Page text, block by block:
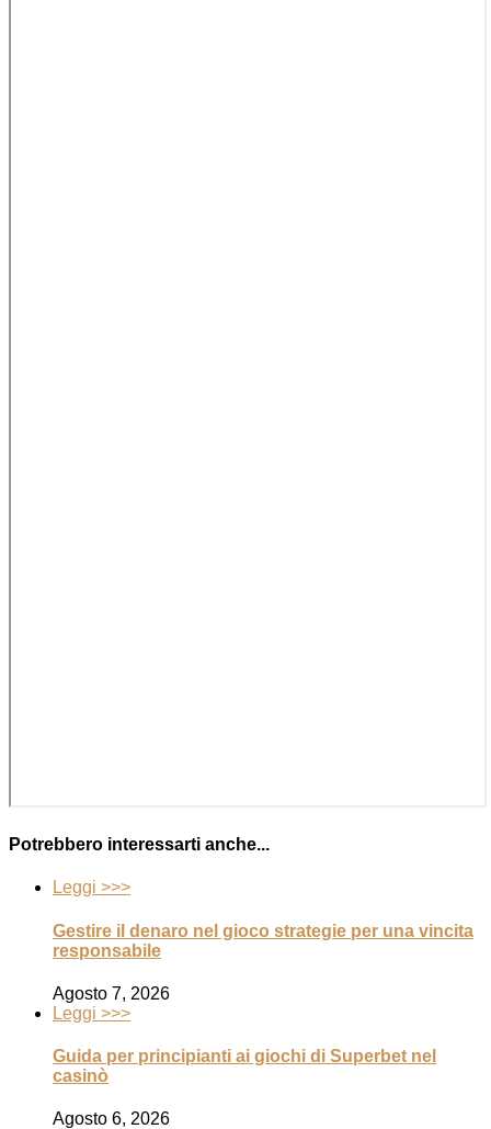
Potrebbero interessarti anche...
Leggi >>>
Gestire il denaro nel gioco strategie per una vincita
responsabile
Agosto 7, 2026
Leggi >>>
Guida per principianti ai giochi di Superbet nel
casinò
Agosto 6, 2026